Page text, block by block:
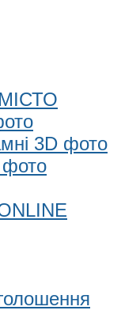
3D фото
фото